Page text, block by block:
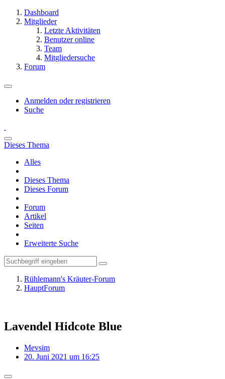
Dashboard
Mitglieder
Letzte Aktivitäten
Benutzer online
Team
Mitgliedersuche
Forum
Anmelden oder registrieren
Suche
Dieses Thema
Alles
Dieses Thema
Dieses Forum
Forum
Artikel
Seiten
Erweiterte Suche
Rühlemann's Kräuter-Forum
HauptForum
Lavendel Hidcote Blue
Mevsim
20. Juni 2021 um 16:25